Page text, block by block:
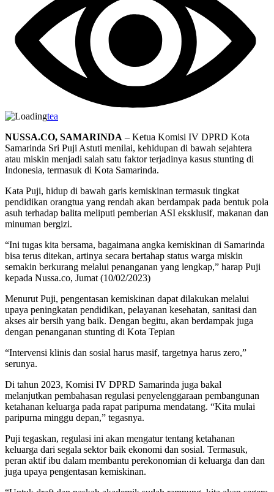
tea
NUSSA.CO, SAMARINDA – Ketua Komisi IV DPRD Kota
Samarinda Sri Puji Astuti menilai, kehidupan di bawah sejahtera
atau miskin menjadi salah satu faktor terjadinya kasus stunting di
Indonesia, termasuk di Kota Samarinda.
Kata Puji, hidup di bawah garis kemiskinan termasuk tingkat
pendidikan orangtua yang rendah akan berdampak pada bentuk pola
asuh terhadap balita meliputi pemberian ASI eksklusif, makanan dan
minuman bergizi.
“Ini tugas kita bersama, bagaimana angka kemiskinan di Samarinda
bisa terus ditekan, artinya secara bertahap status warga miskin
semakin berkurang melalui penanganan yang lengkap,” harap Puji
kepada Nussa.co, Jumat (10/02/2023)
Menurut Puji, pengentasan kemiskinan dapat dilakukan melalui
upaya peningkatan pendidikan, pelayanan kesehatan, sanitasi dan
akses air bersih yang baik. Dengan begitu, akan berdampak juga
dengan penanganan stunting di Kota Tepian
“Intervensi klinis dan sosial harus masif, targetnya harus zero,”
serunya.
Di tahun 2023, Komisi IV DPRD Samarinda juga bakal
melanjutkan pembahasan regulasi penyelenggaraan pembangunan
ketahanan keluarga pada rapat paripurna mendatang. “Kita mulai
paripurna minggu depan,” tegasnya.
Puji tegaskan, regulasi ini akan mengatur tentang ketahanan
keluarga dari segala sektor baik ekonomi dan sosial. Termasuk,
peran aktif ibu dalam membantu perekonomian di keluarga dan dan
juga upaya pengentasan kemiskinan.